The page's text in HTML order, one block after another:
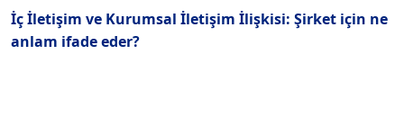
İç İletişim ve Kurumsal İletişim İlişkisi: Şirket için ne
anlam ifade eder?